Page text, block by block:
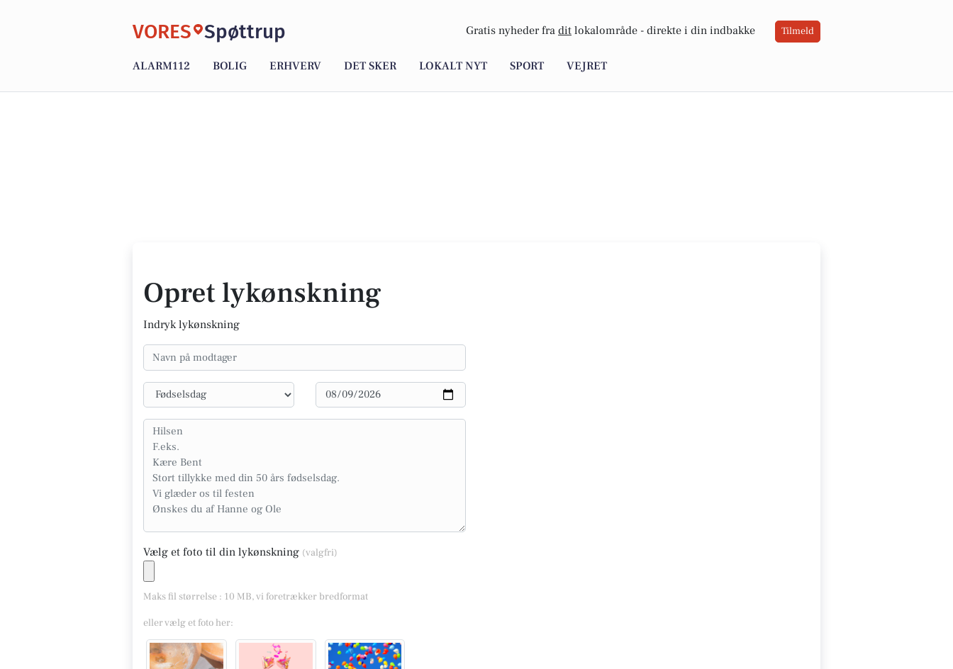
VORES Spøttrup Gratis nyheder fra dit lokalområde - direkte i din indbakke Tilmeld
ALARM112 BOLIG ERHVERV DET SKER LOKALT NYT SPORT VEJRET
Opret lykønskning
Indryk lykønskning
Vælg et foto til din lykønskning (valgfri)
Maks fil størrelse : 10 MB, vi foretrækker bredformat
eller vælg et foto her: